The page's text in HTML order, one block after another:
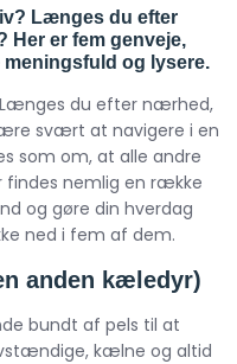
Længes du efter
er fem genveje,
og lysere.
Længes du efter nærhed,
svært at navigere i en
som om, at alle andre
findes nemlig en række
og gøre din hverdag
ned i fem af dem.
anden kæledyr)
bundt af pels til at
kælne og altid